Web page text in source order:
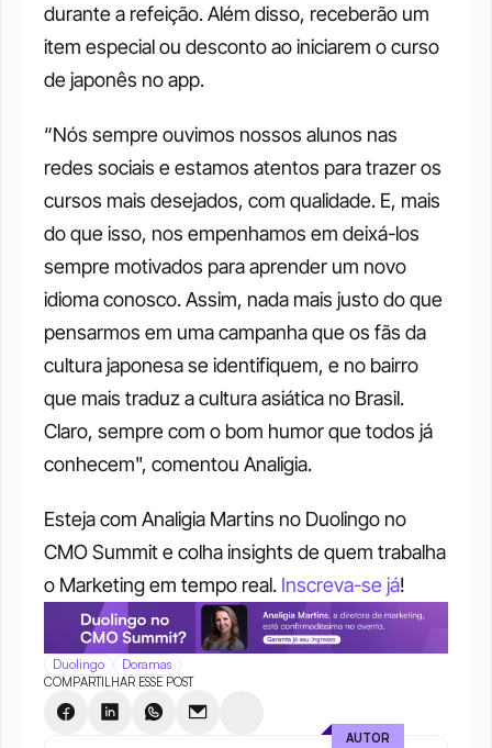
durante a refeição. Além disso, receberão um
item especial ou desconto ao iniciarem o curso
de japonês no app.
“Nós sempre ouvimos nossos alunos nas
redes sociais e estamos atentos para trazer os
cursos mais desejados, com qualidade. E, mais
do que isso, nos empenhamos em deixá-los
sempre motivados para aprender um novo
idioma conosco. Assim, nada mais justo do que
pensarmos em uma campanha que os fãs da
cultura japonesa se identifiquem, e no bairro
que mais traduz a cultura asiática no Brasil.
Claro, sempre com o bom humor que todos já
conhecem", comentou Analigia.
Esteja com Analigia Martins no Duolingo no
CMO Summit e colha insights de quem trabalha
o Marketing em tempo real. Inscreva-se já!
Duolingo Doramas
COMPARTILHAR ESSE POST
AUTOR